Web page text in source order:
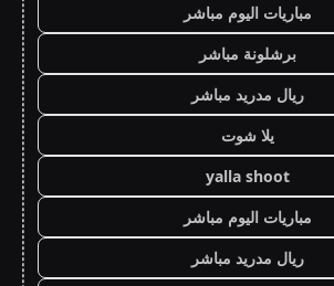
مباريات اليوم مباشر
برشلونة مباشر
ريال مدريد مباشر
يلا شوت
yalla shoot
مباريات اليوم مباشر
ريال مدريد مباشر